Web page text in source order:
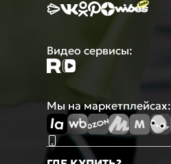
Видео сервисы:
Мы на маркетплейсах: